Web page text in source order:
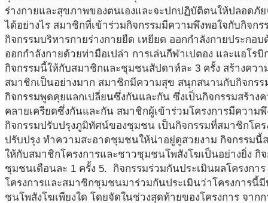
ร่างกายและสุขภาพของตนเองและจะปกปฏิบัติตนให้ปลอดภั
ได้อย่างไร สมาชิกที่เข้าร่วมกิจกรรมมีความพึงพอใจกับกิจกร
กิจกรรมบริหารกายร่างกายยืด เหยียด ออกกำลังกายประกอ
ออกกำลังกายด้วยท่ามือเปล่า การเล่นกีฬาเปตอง และแอโร
กิจกรรมนี้ให้กับสมาชิกและชุมชนสัปดาห์ละ 3 ครั้ง สร้างควา
สมาชิกเป็นอย่างมาก สมาชิกมีความสุข สนุกสนานกับกิจกร
กิจกรรมพูดคุยแลกเปลี่ยนซึ่งกันและกัน ซึ่งเป็นกิจกรรมสร้าง
คลายเครียดซึ่งกันและกัน สมาชิกผู้เข้าร่วมโครงการมีความ
กิจกรรมปรับปรุงภูมิทัศน์ของชุมชน เป็นกิจกรรมที่สมาชิกโคร
ปรับปรุง ทำความสะอาดชุมชนให้น่าอยู่ดูสวยงาม กิจกรรมนี้
ให้กับสมาชิกโครงการและชาวชุมชนโพสังโฆเป็นอย่างยิ่ง กิ
ชุมชนเดือนละ 1 ครั้ง 5. กิจกรรมร่วมกันประเมินผลโครงกา
โครงการและสมาชิกชุมชนมาร่วมกันประเมินว่าโครงการนี้
ชนโพสังโฆเพียงใด โดยจัดในช่วงสุดท้ายของโครงการ จาก